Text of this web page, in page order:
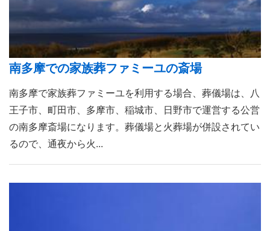
南多摩での家族葬ファミーユの斎場
南多摩で家族葬ファミーユを利用する場合、葬儀場は、八
王子市、町田市、多摩市、稲城市、日野市で運営する公営
の南多摩斎場になります。葬儀場と火葬場が併設されてい
るので、通夜から火...